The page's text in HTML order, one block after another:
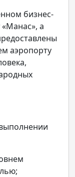
бизнес-
а
аэропорту